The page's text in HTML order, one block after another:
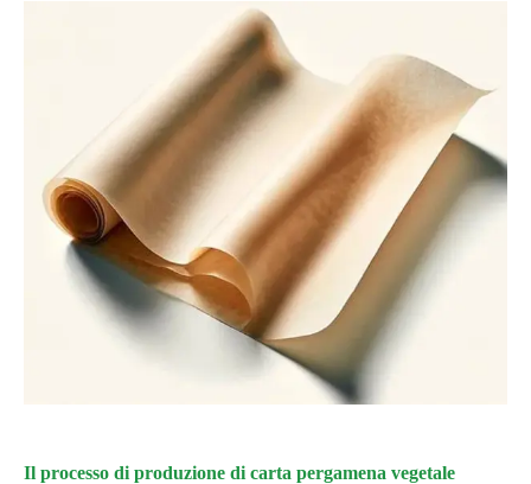
Il processo di produzione di carta pergamena vegetale